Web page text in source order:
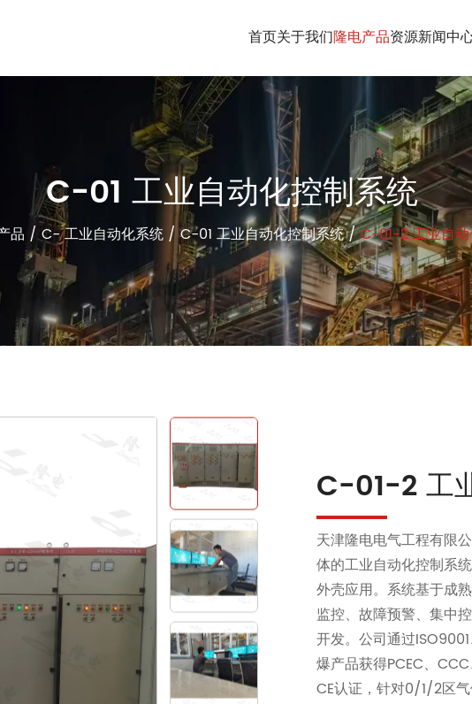
首页关于我们隆电产品资源新闻中
C-01 工业自动化控制系统
品 /C- 工业自动化系统 /C-01 工业自动化控制系统/C-01-2 工业自
C-01-2 工
天津隆电电气工程有限
体的工业自动化控制系
外壳应用。系统基于成
监控、故障预警、集中
开发。公司通过
爆产品获得PCEC、CCC
CE认证，针对0/1/2区